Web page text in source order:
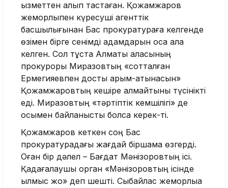
қызметтен алып тастаған. Қожамжаров
жемқорлықпен күресуші агенттік
басшылығынан Бас прокуратураға келгенде
өзімен бірге сенімді адамдарын қоса ала
келген. Сол тұста Алматы қаласының
прокуроры Миразовтың «сотталған
Ермегияевпен достық қарым-қатынасын»
Қожамжаровтың кешіре алмайтыны түсінікті
еді. Миразовтың «тәртіптік кемшілігі» де
осымен байланысты болса керек-ті.
Қожамжаров кеткен соң Бас
прокуратурадағы жағдай біршама өзгерді.
Оған бір дәлел – Бағдат Мәнізоровтың ісі.
Қадағалаушы орган «Мәнізоровтың ісінде
қылмыс жоқ» деп шешті. Сыбайлас жемқорлыққа